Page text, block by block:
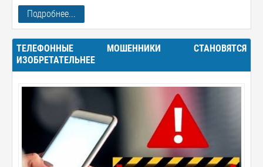
Подробнее...
ТЕЛЕФОННЫЕ МОШЕННИКИ СТАНОВЯТСЯ
ИЗОБРЕТАТЕЛЬНЕЕ